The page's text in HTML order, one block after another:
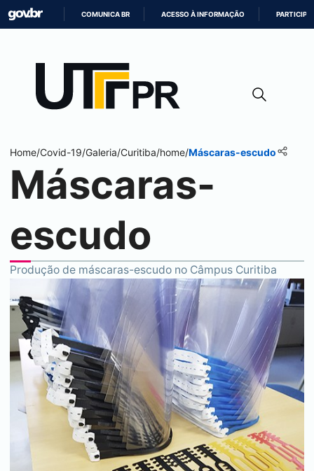
CONTEÚDO
COMUNICA BR ACESSO À INFORMAÇÃO PARTICIPE
Home/Covid-19/Galeria/Curitiba/home/Máscaras-escudo
Máscaras-
escudo
Produção de máscaras-escudo no Câmpus Curitiba